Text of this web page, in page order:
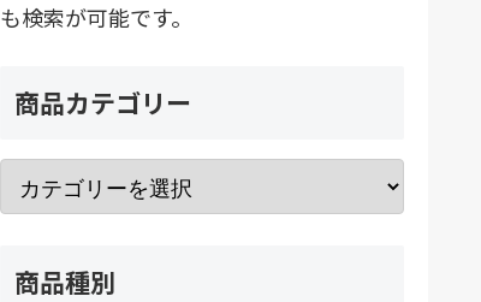
も検索が可能です。
商品カテゴリー
商品種別